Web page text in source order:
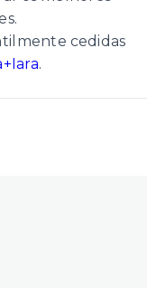
cedidas
.